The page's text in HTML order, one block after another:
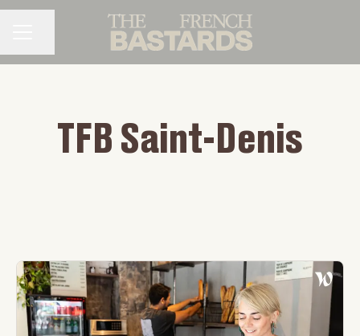
Partager la page
TFB Saint-Denis